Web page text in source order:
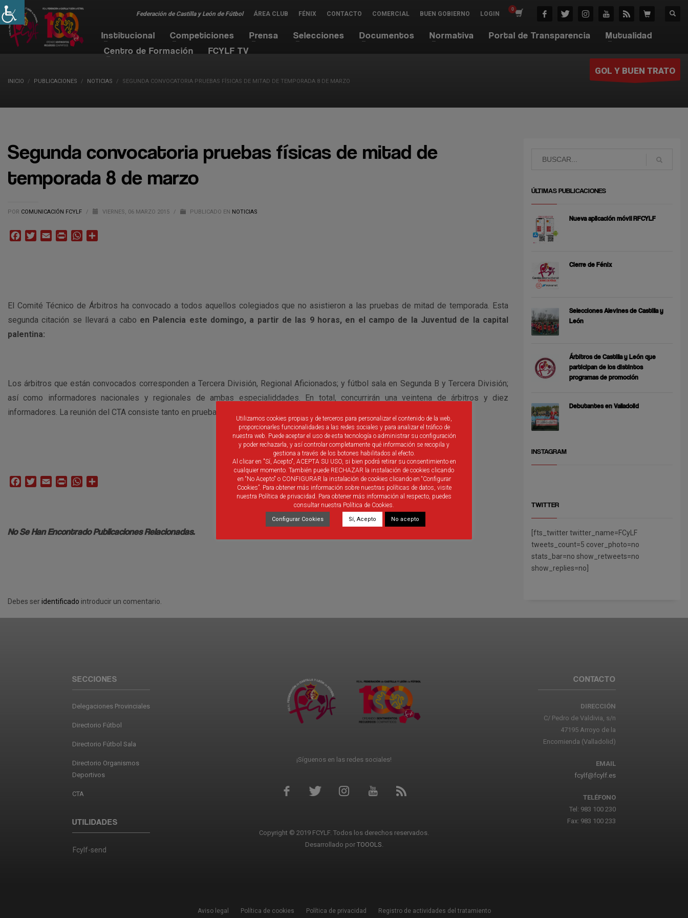
Federación de Castilla y León de Fútbol ÁREA CLUB FÉNIX CONTACTO COMERCIAL BUEN GOBIERNO LOGIN
Institucional Competiciones Prensa Selecciones Documentos Normativa Portal de Transparencia
Mutualidad
Centro de Formación
FCYLF TV
GOL Y BUEN TRATO
INICIO PUBLICACIONES NOTICIAS SEGUNDA CONVOCATORIA PRUEBAS FÍSICAS DE MITAD DE TEMPORADA 8 DE MARZO
Segunda convocatoria pruebas físicas de mitad de
temporada 8 de marzo
POR COMUNICACIÓN FCYLF / VIERNES, 06 MARZO 2015 / PUBLICADO EN NOTICIAS
FacebookTwitterEmail Print WhatsApp
El Comité Técnico de Árbitros ha convocado a todos aquellos colegiados que no asistieron a las pruebas de mitad de temporada. Esta
segunda citación se llevará a cabo en Palencia este domingo, a partir de las 9 horas, en el campo de la Juventud de la capital
palentina:
Los árbitros que están convocados corresponden a Tercera División, Regional Aficionados; y fútbol sala en Segunda B y Tercera División;
así como informadores nacionales y regionales de ambas especialiddades. En total, concurrirán una veintena de árbitros y diez
informadores. La reunión del CTA consiste tanto en pruebas físicas como control técnico.
FacebookTwitterEmail Print WhatsApp
No Se Han Encontrado Publicaciones Relacionadas.
Debes seridentificado introducir un comentario.
ÚLTIMAS PUBLICACIONES
Nueva aplicación móvil RFCYLF
Cierre de Fénix
Selecciones Alevines de Castilla y
León
Árbitros de Castilla y León que
participan de los distintos
programas de promoción
Debutantes en Valladolid
INSTAGRAM
TWITTER
[fts_twitter twitter_name=FCyLF
tweets_count=5 cover_photo=no
stats_bar=no show_retweets=no
show_replies=no]
SECCIONES
Delegaciones Provinciales
Directorio Fútbol
Directorio Fútbol Sala
Directorio Organismos
Deportivos
CTA
UTILIDADES
Fcylf-send
¡Síguenos en las redes sociales!
Copyright © 2019 FCYLF. Todos los derechos reservados.
Desarrollado por TOOOLS.
CONTACTO
DIRECCIÓN
C/ Pedro de Valdivia, s/n
47195 Arroyo de la
Encomienda (Valladolid)
EMAIL
fcylf@fcylf.es
TELÉFONO
Tel: 983 100 230
Fax: 983 100 233
Aviso legal Política de cookies Política de privacidad Registro de actividades del tratamiento
Utilizamos cookies propias y de terceros para personalizar el contenido de la web,
proporcionarles funcionalidades a las redes sociales y para analizar el tráfico de
nuestra web. Puede aceptar el uso de esta tecnología o administrar su configuración
y poder rechazarla, y así controlar completamente qué información se recopila y
gestiona a través de los botones habilitados al efecto.
Al clicar en "Sí, Acepto", ACEPTA SU USO, si bien podrá retirar su consentimiento en
cualquier momento. También puede RECHAZAR la instalación de cookies clicando
en “No Acepto" o CONFIGURAR la instalación de cookies clicando en “Configurar
Cookies”. Para obtener más información sobre nuestras políticas de datos, visite
nuestra Política de privacidad. Para obtener más información al respecto, puedes
consultar nuestra Política de Cookies.
Configurar Cookies Sí, Acepto No acepto